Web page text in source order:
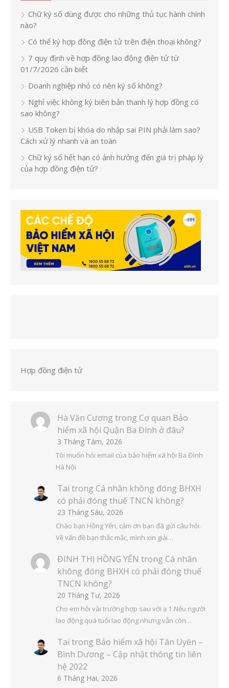
Chữ ký số dùng được cho những thủ tục hành chính
nào?
Có thể ký hợp đồng điện tử trên điện thoại không?
7 quy định về hợp đồng lao động điện tử từ
01/7/2026 cần biết
Doanh nghiệp nhỏ có nên ký số không?
Nghỉ việc không ký biên bản thanh lý hợp đồng có
sao không?
USB Token bị khóa do nhập sai PIN phải làm sao?
Cách xử lý nhanh và an toàn
Chữ ký số hết hạn có ảnh hưởng đến giá trị pháp lý
của hợp đồng điện tử?
Hợp đồng điện tử
Hà Văn Cương trong Cơ quan Bảo
hiểm xã hội Quận Ba Đình ở đâu?
3 Tháng Tám, 2026
Tôi muốn hỏi email của bảo hiểm xã hội Ba Đình
Hà Nội
Tai trong Cá nhân không đóng BHXH
có phải đóng thuế TNCN không?
23 Tháng Sáu, 2026
Chào bạn Hồng Yến, cảm ơn bạn đã gửi câu hỏi.
Về vấn đề bạn thắc mắc, mình xin giải…
ĐINH THỊ HỒNG YẾN trong Cá nhân
không đóng BHXH có phải đóng thuế
TNCN không?
20 Tháng Tư, 2026
Cho em hỏi vài trường hợp sau với ạ 1.Nếu người
lao động quá tuổi lao động nhưng vẫn còn…
Tai trong Bảo hiểm xã hội Tân Uyên –
Bình Dương – Cập nhật thông tin liên
hệ 2022
6 Tháng Hai, 2026